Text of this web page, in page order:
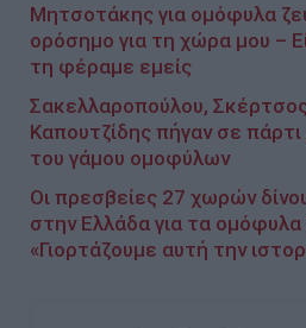
Μητσοτάκης για ομόφυλα
ορόσημο για τη χώρα μου –
τη φέραμε εμείς
Σακελλαροπούλου,
Καπουτζίδης πήγαν σε
του γάμου ομοφύλων
Οι πρεσβείες 27 χωρών
στην Ελλάδα για τα ομόφυλα
«Γιορτάζουμε αυτή την